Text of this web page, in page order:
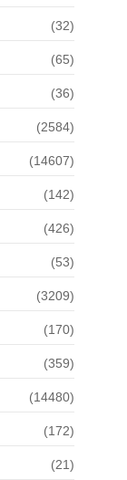
(32)
(65)
(36)
(2584)
(14607)
(142)
(426)
(53)
(3209)
(170)
(359)
(14480)
(172)
(21)